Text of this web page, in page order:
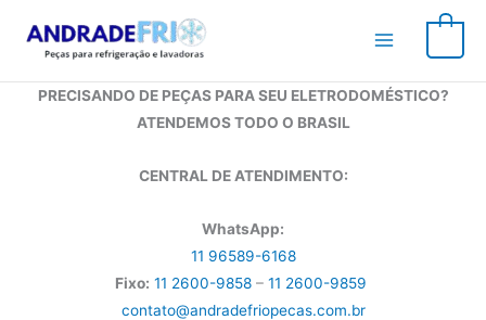
para
conteúdo
PRECISANDO DE PEÇAS PARA SEU ELETRODOMÉSTICO?
ATENDEMOS TODO O BRASIL
CENTRAL DE ATENDIMENTO:
WhatsApp:
11 96589-6168
Fixo: 11 2600-9858 – 11 2600-9859
contato@andradefriopecas.com.br